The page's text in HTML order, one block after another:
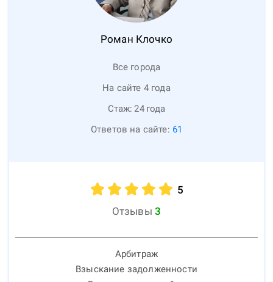
Роман Клочко
Все города
На сайте 4 года
Стаж: 24 года
Ответов на сайте: 61
5
Отзывы 3
Арбитраж
Взыскание задолженности